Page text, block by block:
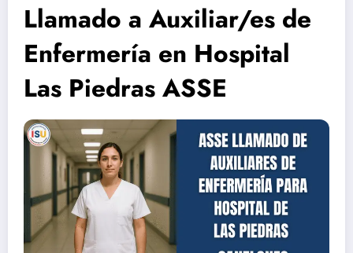
Llamado a Auxiliar/es de
Enfermería en Hospital
Las Piedras ASSE